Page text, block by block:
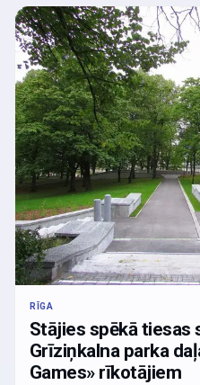
RĪGA
Stājies spēkā tiesas
Grīziņkalna parka
Games» rīkotājiem